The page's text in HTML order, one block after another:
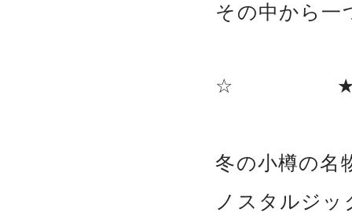
その中から一
☆
冬の小樽の名
ノスタルジッ